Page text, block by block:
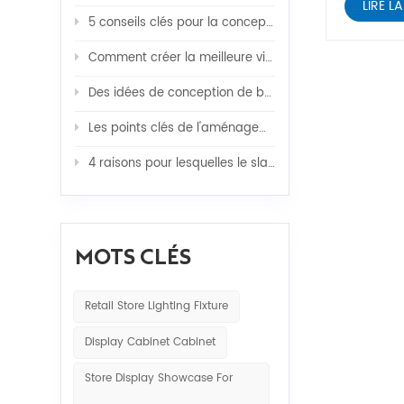
5 conseils clés pour la conception d'un magasin de cosmétiques
Comment créer la meilleure vitrine de bijoux pour la vente au détail
Des idées de conception de boutique étonnantes pour obtenir plus de ventes
Les points clés de l'aménagement intérieur d'un magasin d'optique
4 raisons pour lesquelles le slatwall est largement utilisé dans les affaires ?
MOTS CLÉS
Retail Store Lighting Fixture
Display Cabinet Cabinet
Store Display Showcase For
LIRE